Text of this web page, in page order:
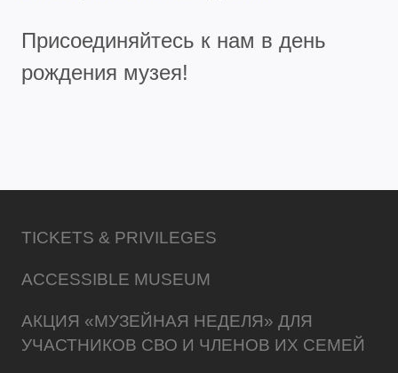
Присоединяйтесь к нам в день
рождения музея!
TICKETS & PRIVILEGES
ACCESSIBLE MUSEUM
АКЦИЯ «МУЗЕЙНАЯ НЕДЕЛЯ» ДЛЯ
УЧАСТНИКОВ СВО И ЧЛЕНОВ ИХ СЕМЕЙ